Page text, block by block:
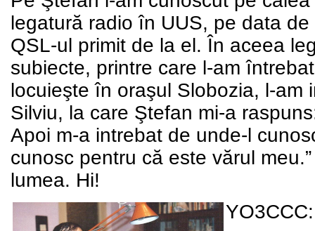
legatură radio în UUS, pe data
QSL-ul primit de la el. În aceea
subiecte, printre care l-am
locuieşte în oraşul Slobozia, l-
Silviu, la care Ştefan mi-a
Apoi m-a intrebat de unde-l
cunosc pentru că este vărul
lumea. Hi!